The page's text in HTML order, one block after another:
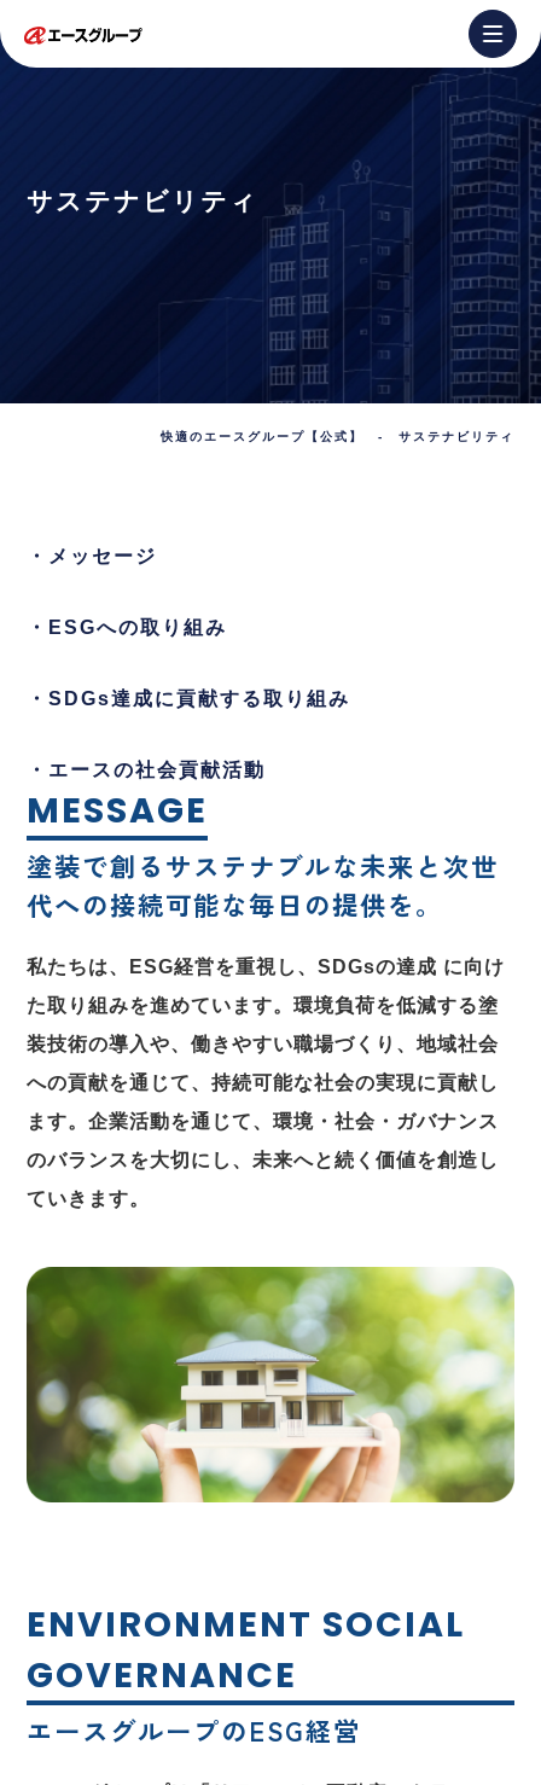
サステナビリティ
快適のエースグループ【公式】 - サステナビリティ
・メッセージ
・ESGへの取り組み
・SDGs達成に貢献する取り組み
・エースの社会貢献活動
MESSAGE
塗装で創るサステナブルな未来と次世
代への接続可能な毎日の提供を。
私たちは、ESG経営を重視し、SDGsの達成 に向け
た取り組みを進めています。環境負荷を低減する塗
装技術の導入や、働きやすい職場づくり、地域社会
への貢献を通じて、持続可能な社会の実現に貢献し
ます。企業活動を通じて、環境・社会・ガバナンス
のバランスを大切にし、未来へと続く価値を創造し
ていきます。
ENVIRONMENT SOCIAL
GOVERNANCE
エースグループのESG経営